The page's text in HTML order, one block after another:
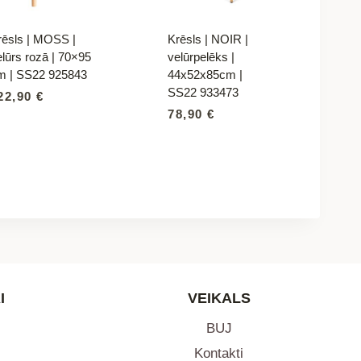
| MOSS |
rozā | 70×95
| SS22 925843
€
Krēsls | NOIR |
velūrpelēks |
44x52x85cm |
SS22 933473
78,90€
VEIKALS
BUJ
Kontakti